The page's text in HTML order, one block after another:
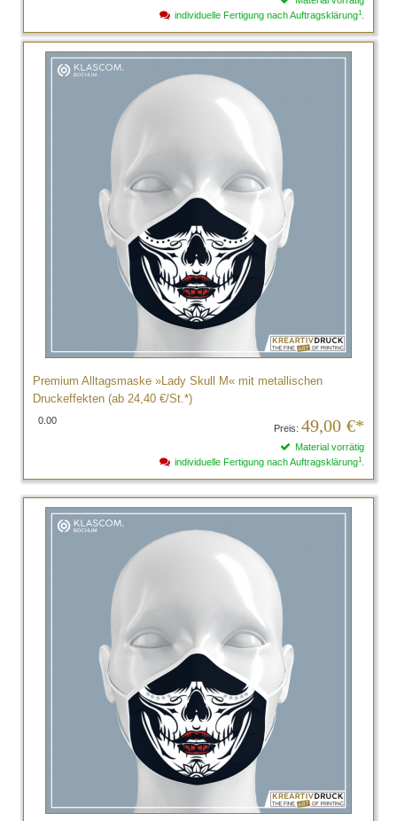
individuelle Fertigung nach Auftragsklärung1
Premium Alltagsmaske »Lady Skull M« mit metallischen
Druckeffekten (ab 24,40 €/St.*)
0.00
Preis: 49,00 €*
Material vorrätig
individuelle Fertigung nach Auftragsklärung1